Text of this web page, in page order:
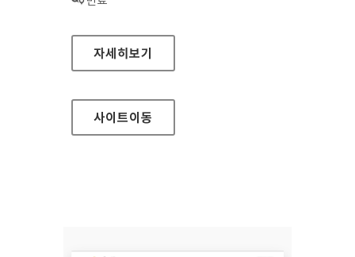
삼성전자 윤리경영 대표 홈페이지
자세히보기
사이트이동